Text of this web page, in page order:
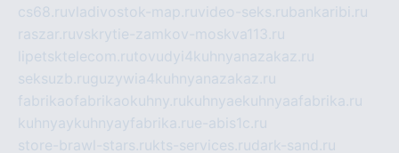
cs68.ruvladivostok-map.ruvideo-seks.rubankaribi.ru
raszar.ruvskrytie-zamkov-moskva113.ru
lipetsktelecom.rutovudyi4kuhnyanazakaz.ru
seksuzb.ruguzywia4kuhnyanazakaz.ru
fabrikaofabrikaokuhny.rukuhnyaekuhnyaafabrika.ru
kuhnyaykuhnyayfabrika.rue-abis1c.ru
store-brawl-stars.rukts-services.rudark-sand.ru